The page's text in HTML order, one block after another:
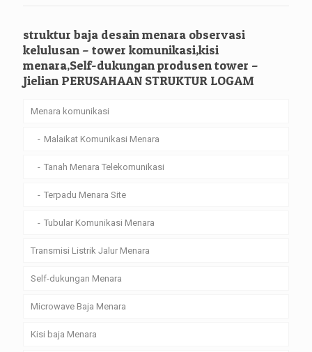
struktur baja desain menara observasi
kelulusan – tower komunikasi,kisi
menara,Self-dukungan produsen tower –
Jielian PERUSAHAAN STRUKTUR LOGAM
Menara komunikasi
Malaikat Komunikasi Menara
Tanah Menara Telekomunikasi
Terpadu Menara Site
Tubular Komunikasi Menara
Transmisi Listrik Jalur Menara
Self-dukungan Menara
Microwave Baja Menara
Kisi baja Menara